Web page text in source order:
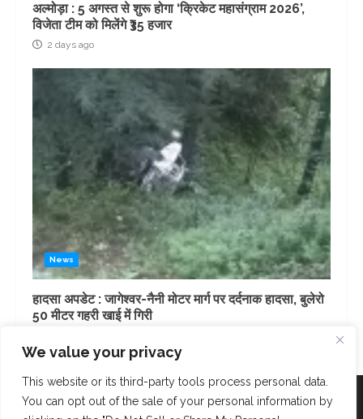
We value your privacy
This website or its third-party tools process personal data.
You can opt out of the sale of your personal information by
अल्मोड़ा : 5 अगस्त से शुरू होगा ‘क्रिकेट महासंग्राम 2026’,
विजेता टीम को मिलेंगे ₹35 हजार
2 days ago
News
हादसा अपडेट : जागेश्वर-नैनी मोटर मार्ग पर दर्दनाक हादसा, बुलेरो
50 मीटर गहरी खाई में गिरी
FacebookInstagram
Twitter